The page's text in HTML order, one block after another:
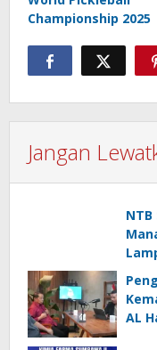
Championship 2025
Jangan
AL